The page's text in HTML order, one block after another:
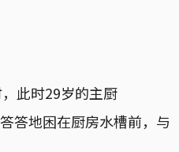
此时29岁的主厨
答地困在厨房水槽前，与